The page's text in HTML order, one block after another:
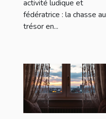
cohésion
d’équipe
activité ludique et
fédératrice : la chasse au
trésor en...